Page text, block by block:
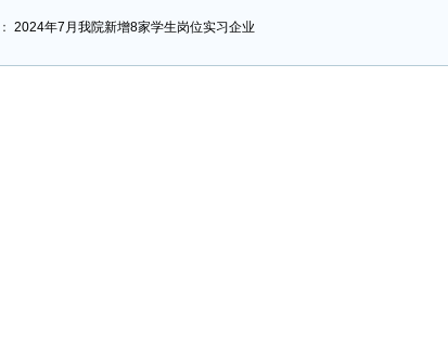
2024年7月我院新增8家学生岗位实习企业